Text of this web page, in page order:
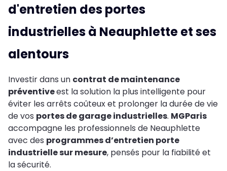
d'entretien des portes
industrielles à Neauphlette et ses
alentours
Investir dans un contrat de maintenance
préventiveest la solution la plus intelligente pour
éviter les arrêts coûteux et prolonger la durée de vie
de vos portes de garage industrielles. MGParis
accompagne les professionnels de Neauphlette
avec des programmes d’entretien porte
industrielle sur mesure, pensés pour la fiabilité et
la sécurité.